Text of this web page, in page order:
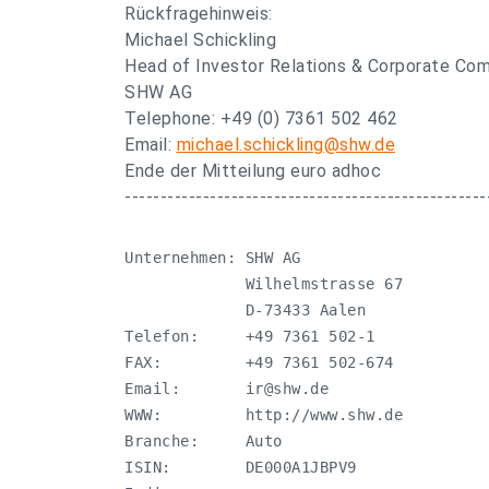
Rückfragehinweis:
Michael Schickling
Head of Investor Relations & Corporate
SHW AG
Telephone: +49 (0) 7361 502 462
Email: michael.schickling@shw.de
Ende der Mitteilung euro adhoc
Unternehmen: SHW AG
             Wilhelmstrasse 67
             D-73433 Aalen
Telefon:     +49 7361 502-1
FAX:         +49 7361 502-674
Email: ir@shw.de
WWW:         http://www.shw.de
Branche:     Auto
ISIN:        DE000A1JBPV9